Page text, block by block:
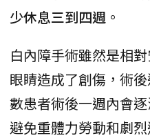
少休息三到四週 。
白內障手術雖然是相
眼睛造成了創傷，術
數患者術後一週內會
避免重體力勞動和劇